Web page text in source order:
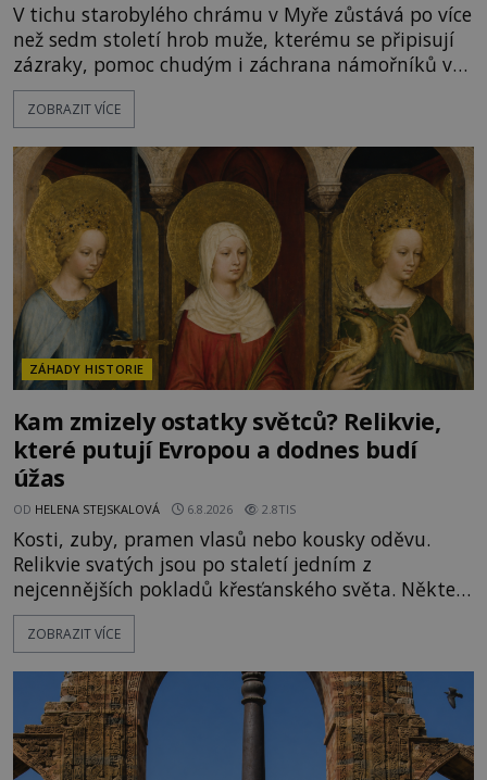
V tichu starobylého chrámu v Myře zůstává po více
než sedm století hrob muže, kterému se připisují
zázraky, pomoc chudým i záchrana námořníků v
bouřích. Pak ale přichází rok 1087 a klidné místo
se mění v dějiště podivné noční výpravy. Skupina
Mikuláše a odváží jeho ostatky přes moře do Bari.
Je to zbožná záchrana před nebezpečím, nebo
promyšlená krádež,
ZOBRAZIT VÍCE
ZÁHADY HISTORIE
Kam zmizely ostatky světců? Relikvie,
které putují Evropou a dodnes budí
úžas
OD HELENA STEJSKALOVÁ 6.8.2026 2.8TIS
Kosti, zuby, pramen vlasů nebo kousky oděvu.
Relikvie svatých jsou po staletí jedním z
nejcennějších pokladů křesťanského světa. Některé
mají pečlivě doloženou historii, jiné provází
záhady, krádeže i nečekané objevy. Jejich osudy
o skutečné historické události. Ve středověké
Evropě mají relikvie mimořádnou hodnotu. Nejsou
jen předmětem úcty
ZOBRAZIT VÍCE